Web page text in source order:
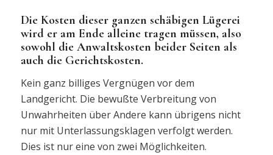
Die Kosten dieser ganzen schäbigen Lügerei
wird er am Ende alleine tragen müssen, also
sowohl die Anwaltskosten beider Seiten als
auch die Gerichtskosten.
Kein ganz billiges Vergnügen vor dem
Landgericht. Die bewußte Verbreitung von
Unwahrheiten über Andere kann übrigens nicht
nur mit Unterlassungsklagen verfolgt werden.
Dies ist nur eine von zwei Möglichkeiten.